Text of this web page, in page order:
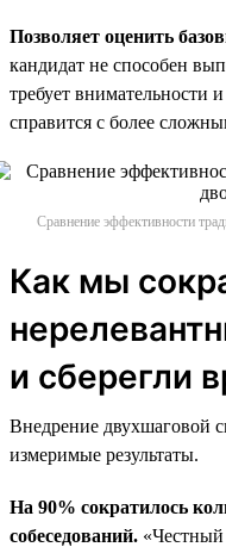
Позволяет оценить
кандидат не способен
требует внимательности
справится с более
Сравнение эффективности
Как мы
и сберегли
Внедрение двухшаговой
измеримые результаты.
На 90% сократилось
собеседований. «Честный